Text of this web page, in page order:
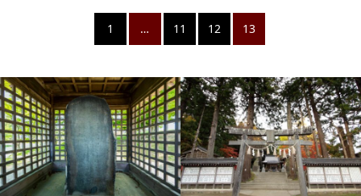
1 … 11 12 13